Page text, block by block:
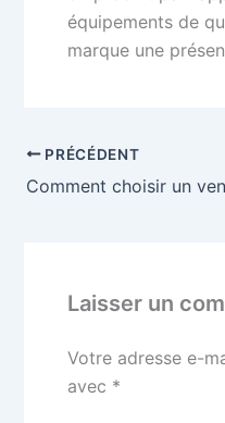
équipements de
marque une
PRÉCÉDENT
Laisser un
Votre adresse e-
avec *